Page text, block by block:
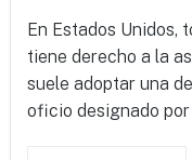
En Estados Unidos,
tiene derecho a la
suele adoptar una
oficio designado por